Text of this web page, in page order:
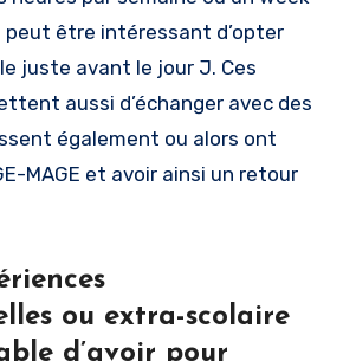
peut être intéressant d’opter
juste avant le jour J. Ces
aussi d’échanger avec des
également ou alors ont
MAGE et avoir ainsi un retour
ou extra-scolaire
d’avoir pour